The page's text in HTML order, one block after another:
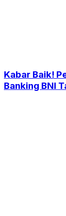
Kabar Baik!
Banking BNI